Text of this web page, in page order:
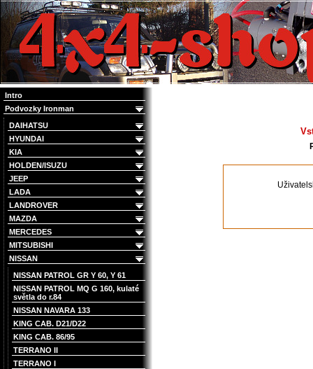
4x4 Offroad e-shop
Intro
Podvozky Ironman
DAIHATSU
HYUNDAI
KIA
HOLDEN/ISUZU
JEEP
LADA
LANDROVER
MAZDA
MERCEDES
MITSUBISHI
NISSAN
NISSAN PATROL GR Y 60, Y 61
NISSAN PATROL MQ G 160, kulaté
světla do r.84
NISSAN NAVARA 133
KING CAB. D21/D22
KING CAB. 86/95
TERRANO II
TERRANO I